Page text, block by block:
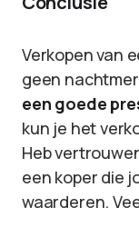
Verkopen van
geen
een goede
kun je het
Heb
een koper die
waarderen.